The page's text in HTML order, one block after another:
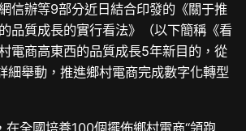
信辦等9部分近日結合印發的《關于推
品質成長的實行看法》（以下簡稱《看
電商高東西的品質成長5年新目的，從
細舉動，推進鄉村電商完成數字化轉型
在全國培養100個擺佈鄉村電商“領跑